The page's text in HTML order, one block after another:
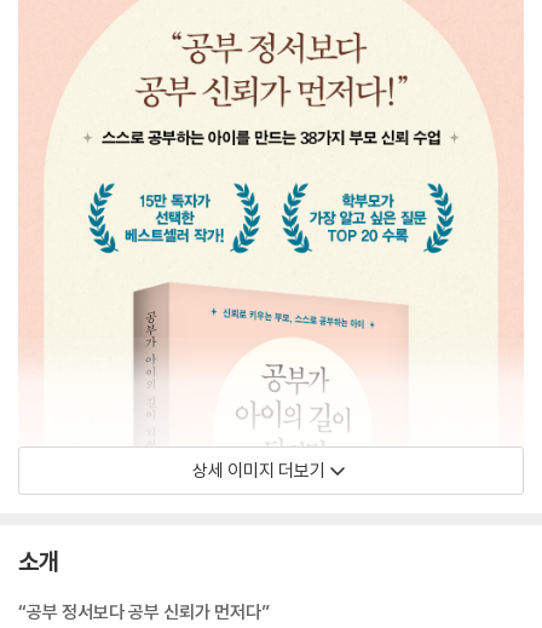
상세 이미지 더보기
소개
“공부 정서보다 공부 신뢰가 먼저다”